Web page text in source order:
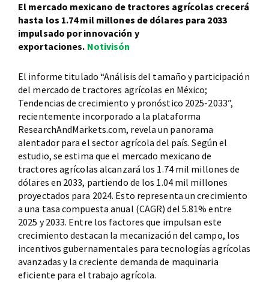
El mercado mexicano de tractores agrícolas crecerá
hasta los 1.74 mil millones de dólares para 2033
impulsado por innovación y
exportaciones. Notivisón
El informe titulado “Análisis del tamaño y participación
del mercado de tractores agrícolas en México;
Tendencias de crecimiento y pronóstico 2025-2033”,
recientemente incorporado a la plataforma
ResearchAndMarkets.com, revela un panorama
alentador para el sector agrícola del país. Según el
estudio, se estima que el mercado mexicano de
tractores agrícolas alcanzará los 1.74 mil millones de
dólares en 2033, partiendo de los 1.04 mil millones
proyectados para 2024. Esto representa un crecimiento
a una tasa compuesta anual (CAGR) del 5.81% entre
2025 y 2033. Entre los factores que impulsan este
crecimiento destacan la mecanización del campo, los
incentivos gubernamentales para tecnologías agrícolas
avanzadas y la creciente demanda de maquinaria
eficiente para el trabajo agrícola.